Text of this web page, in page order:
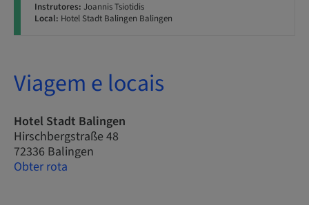
Instrutores: Joannis Tsiotidis
Local: Hotel Stadt Balingen Balingen
Viagem e locais
Hotel Stadt Balingen
Hirschbergstraße 48
72336 Balingen
Obter rota